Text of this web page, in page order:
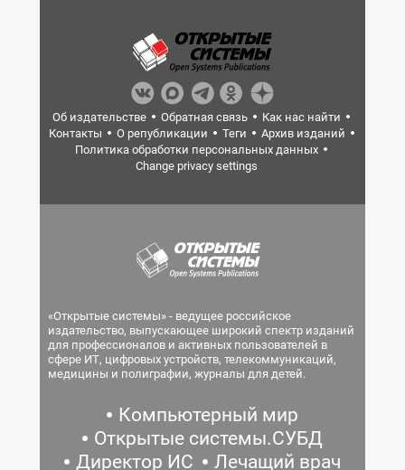
Об издательстве Обратная связь
Как нас найти
Контакты
О републикации Теги
Архив изданий
Политика обработки персональных данных
Change privacy settings
«Открытые системы» - ведущее российское
издательство, выпускающее широкий спектр изданий
для профессионалов и активных пользователей в
сфере ИТ, цифровых устройств, телекоммуникаций,
медицины и полиграфии, журналы для детей.
Компьютерный мир
Открытые системы.СУБД
Директор ИС
Лечащий врач